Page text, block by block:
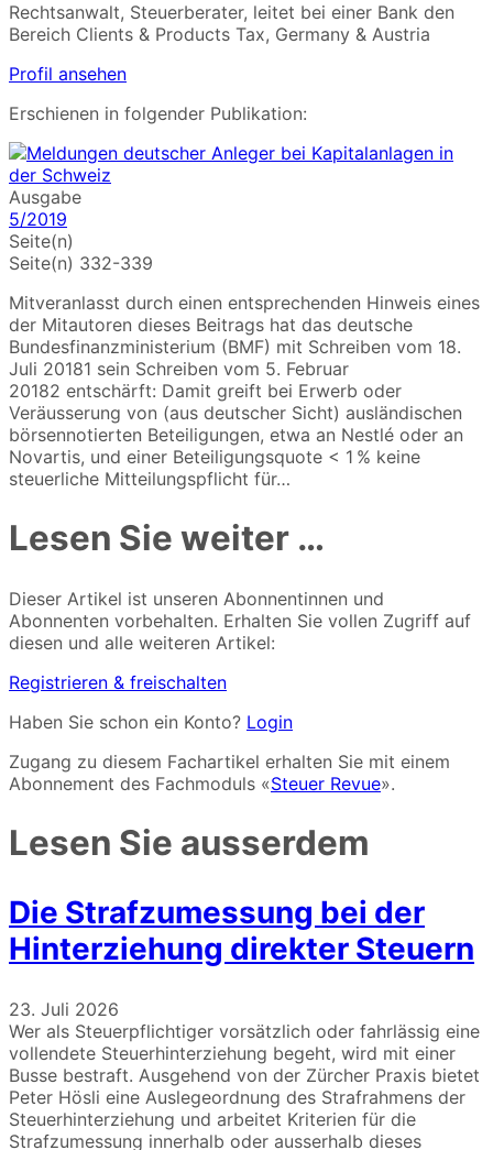
Rechtsanwalt, Steuerberater, leitet bei einer Bank den
Bereich Clients & Products Tax, Germany & Austria
Profil ansehen
Erschienen in folgender Publikation:
Ausgabe
5/2019
Seite(n)
Seite(n) 332-339
Mitveranlasst durch einen entsprechenden Hinweis eines
der Mitautoren dieses Beitrags hat das deutsche
Bundesfinanzministerium (BMF) mit Schreiben vom 18.
Juli 20181 sein Schreiben vom 5. Februar
20182 entschärft: Damit greift bei Erwerb oder
Veräusserung von (aus deutscher Sicht) ausländischen
börsennotierten Beteiligungen, etwa an Nestlé oder an
Novartis, und einer Beteiligungs­quote < 1 % keine
steuerliche Mitteilungspflicht für…
Lesen Sie weiter …
Dieser Artikel ist unseren Abonnentinnen und
Abonnenten vorbehalten. Erhalten Sie vollen Zugriff auf
diesen und alle weiteren Artikel:
Registrieren & freischalten
Haben Sie schon ein Konto? Login
Zugang zu diesem Fachartikel erhalten Sie mit einem
Abonnement des Fachmoduls «Steuer Revue».
Lesen Sie ausserdem
Die Strafzumessung bei der
Hinterziehung direkter Steuern
23. Juli 2026
Wer als Steuerpflichtiger vorsätzlich oder fahrlässig eine
vollendete Steuerhinterziehung begeht, wird mit einer
Busse bestraft. Ausgehend von der Zürcher Praxis bietet
Peter Hösli eine Auslegeordnung des Strafrahmens der
Steuerhinterziehung und arbeitet Kriterien für die
Strafzumessung innerhalb oder ausserhalb dieses